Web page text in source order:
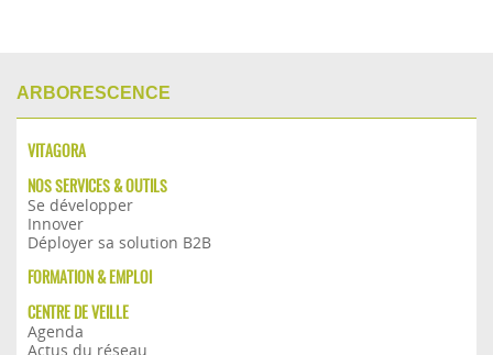
ARBORESCENCE
VITAGORA
NOS SERVICES & OUTILS
Se développer
Innover
Déployer sa solution B2B
FORMATION & EMPLOI
CENTRE DE VEILLE
Agenda
Actus du réseau